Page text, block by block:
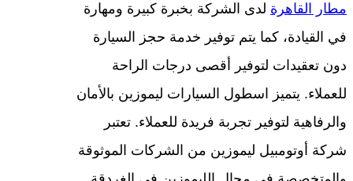
مطار القاهرة لدى الشركة بخبرة كبيرة ومهارة
في القيادة، كما يتم توفير خدمة حجز السيارة
دون تعقيدات لتوفير أقصى درجات الراحة
للعملاء. يتميز اسطول السيارات ليموزين بالأمان
والرفاهية لتوفير تجربة فريدة للعملاء. تعتبر
شركة أوتومبيل ليموزين من الشركات الموثوقة